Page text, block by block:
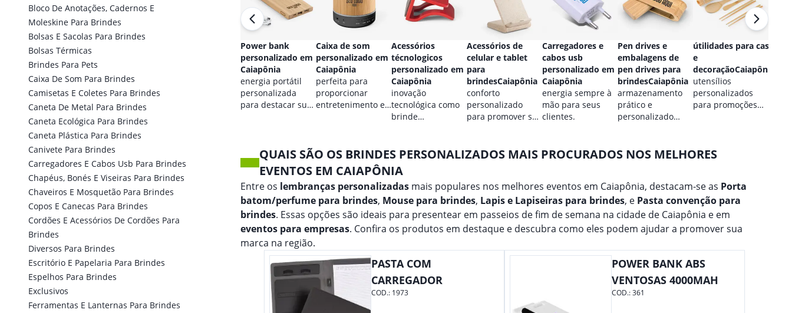
Bloco De Anotações, Cadernos E
Moleskine Para Brindes
Bolsas E Sacolas Para Brindes
Bolsas Térmicas
Brindes Para Pets
Caixa De Som Para Brindes
Camisetas E Coletes Para Brindes
Caneta De Metal Para Brindes
Caneta Ecológica Para Brindes
Caneta Plástica Para Brindes
Canivete Para Brindes
Carregadores E Cabos Usb Para Brindes
Chapéus, Bonés E Viseiras Para Brindes
Chaveiros E Mosquetão Para Brindes
Copos E Canecas Para Brindes
Cordões E Acessórios De Cordões Para
Brindes
Diversos Para Brindes
Escritório E Papelaria Para Brindes
Espelhos Para Brindes
Exclusivos
Ferramentas E Lanternas Para Brindes
Power bank
personalizado em
Caiapônia
energia portátil
personalizada
para destacar sua
Caixa de som
personalizado em
Caiapônia
perfeita para
proporcionar
entretenimento e
Acessórios
técnologicos
personalizado em
Caiapônia
inovação
tecnológica como
brinde
Acessórios de
celular e tablet
para
brindesCaiapônia
conforto
personalizado
para promover sua
Carregadores e
cabos usb
personalizado em
Caiapônia
energia sempre à
mão para seus
clientes.
Pen drives e
embalagens de
pen drives para
brindesCaiapônia
armazenamento
prático e
personalizado
útilidades para casa
e
decoraçãoCaiapônia
utensílios
personalizados
para promoções
QUAIS SÃO OS BRINDES PERSONALIZADOS MAIS PROCURADOS NOS MELHORES
EVENTOS EM CAIAPÔNIA
Entre os lembranças personalizadas mais populares nos melhores eventos em Caiapônia, destacam-se as Porta
batom/perfume para brindes, Mouse para brindes, Lapis e Lapiseiras para brindes, e Pasta convenção para
brindes. Essas opções são ideais para presentear em passeios de fim de semana na cidade de Caiapônia e em
eventos para empresas. Confira os produtos em destaque e descubra como eles podem ajudar a promover sua
marca na região.
PASTA COM
CARREGADOR
COD.: 1973
POWER BANK ABS
VENTOSAS 4000MAH
COD.:361